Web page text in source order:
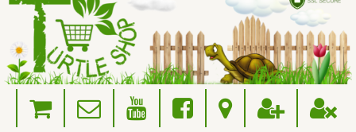
to
content